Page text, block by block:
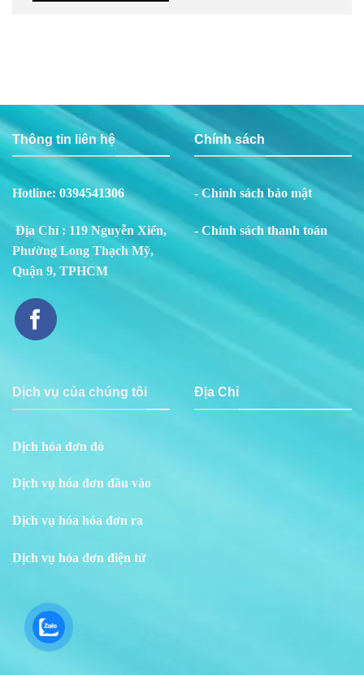
Thông tin liên hệ
Hotline: 0394541306
Địa Chỉ : 119 Nguyễn Xiển,
Phường Long Thạch Mỹ,
Quận 9, TPHCM
Chính sách
- Chính sách bảo mật
- Chính sách thanh toán
Dịch vụ của chúng tôi
Dịch hóa đơn đỏ
Dịch vụ hóa đơn đầu vào
Dịch vụ hóa hóa đơn ra
Dịch vụ hóa đơn điện tử
Địa Chỉ